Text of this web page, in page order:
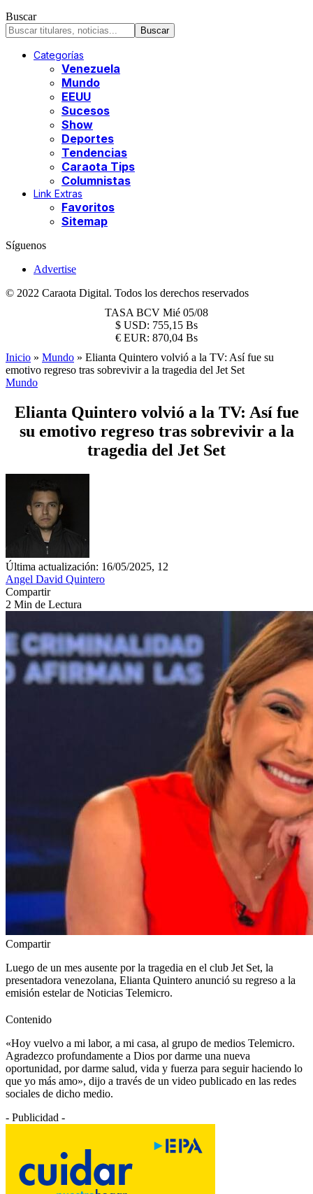
Buscar
Categorías
Venezuela
Mundo
EEUU
Sucesos
Show
Deportes
Tendencias
Caraota Tips
Columnistas
Link Extras
Favoritos
Sitemap
Síguenos
Advertise
© 2022 Caraota Digital. Todos los derechos reservados
TASA BCV Mié 05/08
$ USD: 755,15 Bs
€ EUR: 870,04 Bs
Inicio » Mundo » Elianta Quintero volvió a la TV: Así fue su
emotivo regreso tras sobrevivir a la tragedia del Jet Set
Mundo
Elianta Quintero volvió a la TV: Así fue
su emotivo regreso tras sobrevivir a la
tragedia del Jet Set
Última actualización: 16/05/2025, 12
Angel David Quintero
Compartir
2 Min de Lectura
Compartir
Luego de un mes ausente por la tragedia en el club Jet Set, la
presentadora venezolana, Elianta Quintero anunció su regreso a la
emisión estelar de Noticias Telemicro.
Contenido
«Hoy vuelvo a mi labor, a mi casa, al grupo de medios Telemicro.
Agradezco profundamente a Dios por darme una nueva
oportunidad, por darme salud, vida y fuerza para seguir haciendo lo
que yo más amo», dijo a través de un video publicado en las redes
sociales de dicho medio.
- Publicidad -